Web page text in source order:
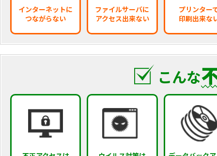
インターネットに
つながらない
ファイルサーバに
アクセス出来ない
プリンター
印刷出来な
こんな